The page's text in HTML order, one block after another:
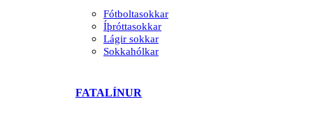
Fótboltasokkar
Íþróttasokkar
Lágir sokkar
Sokkahólkar
FATALÍNUR